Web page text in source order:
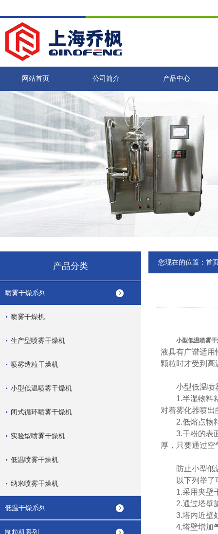
网站首页 公司简介 产品中心
产品分类
喷雾干燥系列
喷雾干燥机
生产型喷雾干燥机
喷雾造粒干燥机
小型低温喷雾干燥机
闭式循环喷雾干燥机
实验型喷雾干燥机
低温喷雾干燥机
纳米喷雾干燥机
低温干燥系列
制粒机系列
您现在的位置： 首
小型低温喷雾
液具有广谱适用
颗粒时才受到
小型低温喷雾
1.半湿物料粘
对着雾化器喷
2.低熔点物料
3.干粉的表面
厚，只要通过
防止小型低温
以下列举了可
1.采用夹壁干
2.通过塔壁旋
3.塔内近壁处
4.塔壁增加气